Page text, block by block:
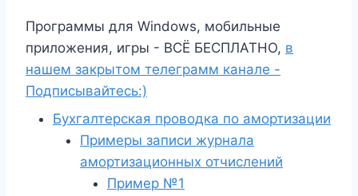
Программы для Windows, мобильные
приложения, игры - ВСЁ БЕСПЛАТНО, в
нашем закрытом телеграмм канале -
Подписывайтесь:)
Бухгалтерская проводка по амортизации
Примеры записи журнала
амортизационных отчислений
Пример №1